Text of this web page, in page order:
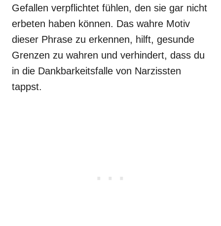
Gefallen verpflichtet fühlen, den sie gar nicht
erbeten haben können. Das wahre Motiv
dieser Phrase zu erkennen, hilft, gesunde
Grenzen zu wahren und verhindert, dass du
in die Dankbarkeitsfalle von Narzissten
tappst.